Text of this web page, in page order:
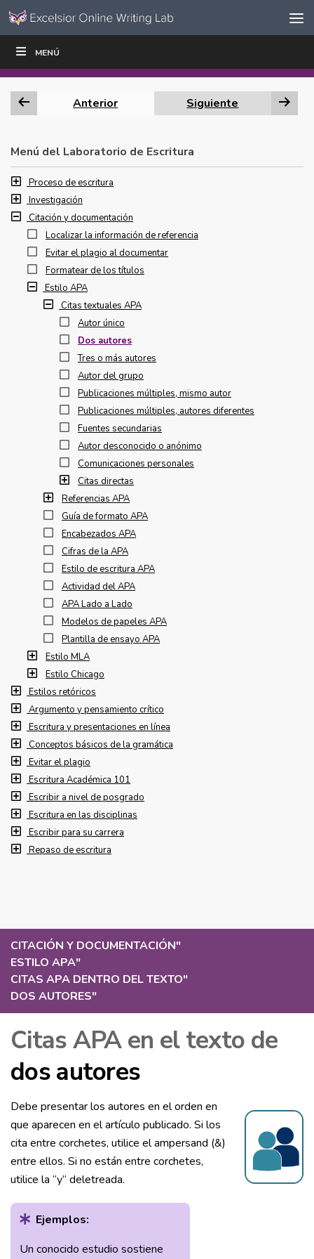
Ir al contenido
navegación
MENÚ
CITACIÓN Y DOCUMENTACIÓN"
ESTILO APA"
CITAS APA DENTRO DEL TEXTO"
DOS AUTORES"
Citas APA en el texto de
dos autores
Debe presentar los autores en el orden en
que aparecen en el artículo publicado. Si los
cita entre corchetes, utilice el ampersand (&)
entre ellos. Si no están entre corchetes,
utilice la “y“ deletreada.
Ejemplos:
Un conocido estudio sostiene
ESCRIBIR
Anterior Siguiente
Menú del Laboratorio de Escritura
Proceso de escritura
Investigación
Citación y documentación
Localizar la información de referencia
Evitar el plagio al documentar
Formatear de los títulos
Estilo APA
Citas textuales APA
Autor único
Dos autores
Tres o más autores
Autor del grupo
Publicaciones múltiples, mismo autor
Publicaciones múltiples, autores diferentes
Fuentes secundarias
Autor desconocido o anónimo
Comunicaciones personales
Citas directas
Referencias APA
Guía de formato APA
Encabezados APA
Cifras de la APA
Estilo de escritura APA
Actividad del APA
APA Lado a Lado
Modelos de papeles APA
Plantilla de ensayo APA
Estilo MLA
Estilo Chicago
Estilos retóricos
Argumento y pensamiento crítico
Escritura y presentaciones en línea
Conceptos básicos de la gramática
Evitar el plagio
Escritura Académica 101
Escribir a nivel de posgrado
Escritura en las disciplinas
Escribir para su carrera
Repaso de escritura